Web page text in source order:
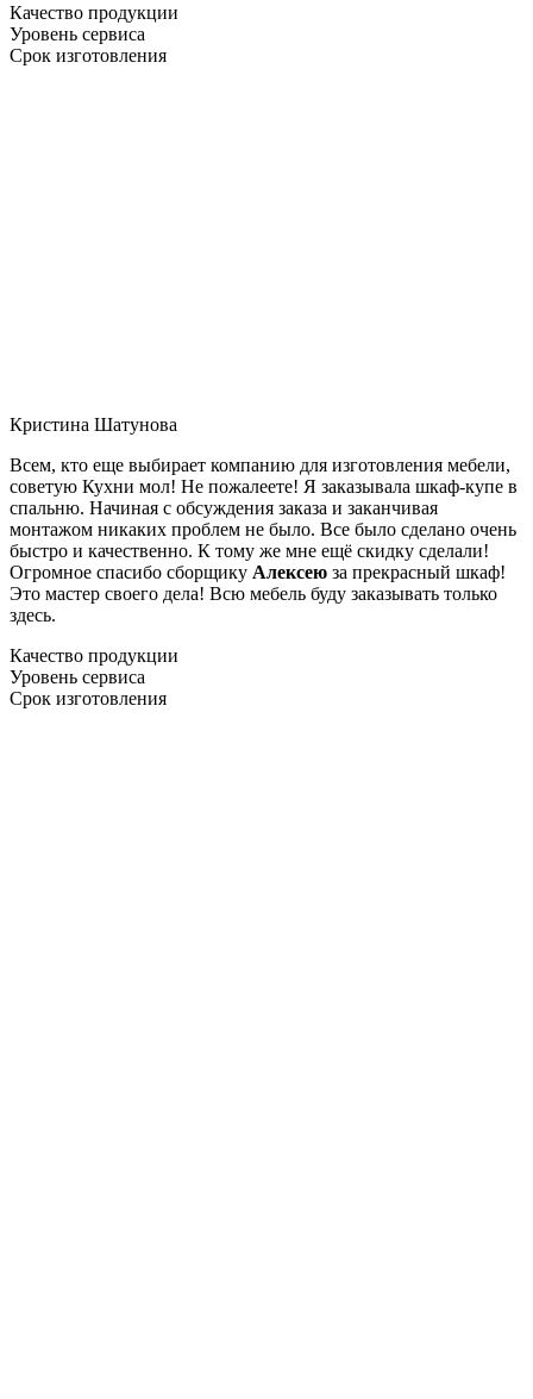
Качество продукции
Уровень сервиса
Срок изготовления
Кристина Шатунова
Всем, кто еще выбирает компанию для изготовления мебели,
советую Кухни мол! Не пожалеете! Я заказывала шкаф-купе в
спальню. Начиная с обсуждения заказа и заканчивая
монтажом никаких проблем не было. Все было сделано очень
быстро и качественно. К тому же мне ещё скидку сделали!
Огромное спасибо сборщику Алексею за прекрасный шкаф!
Это мастер своего дела! Всю мебель буду заказывать только
здесь.
Качество продукции
Уровень сервиса
Срок изготовления